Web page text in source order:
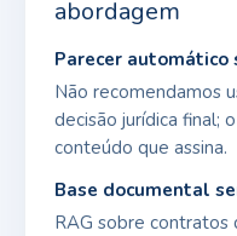
abordagem
Parecer automático
Não recomendamos
decisão jurídica final;
conteúdo que assina.
Base documental
RAG sobre